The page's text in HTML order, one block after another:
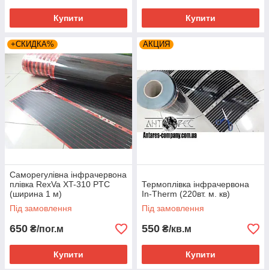
Купити Купити
+СКИДКА%
Саморегулівна інфрачервона
плівка RexVa XT-310 PTC
(ширина 1 м)
Під замовлення
650 ₴/пог.м
Купити
АКЦИЯ
Термоплівка інфрачервона
In-Therm (220вт. м. кв)
Під замовлення
550 ₴/кв.м
Купити